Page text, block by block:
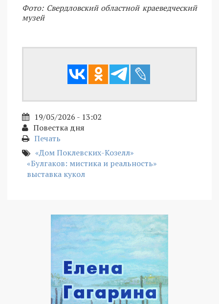
Фото: Свердловский областной краеведческий
музей
19/05/2026 - 13:02
Повестка дня
Печать
«Дом Поклевских-Козелл»
«Булгаков: мистика и реальность»
выставка кукол